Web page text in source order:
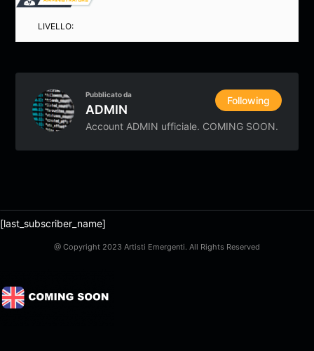
LIVELLO:
Pubblicato da
ADMIN
Following
Account ADMIN ufficiale. COMING SOON.
[last_subscriber_name]
@ Copyright 2023 Artisti Emergenti. All Rights Reserved